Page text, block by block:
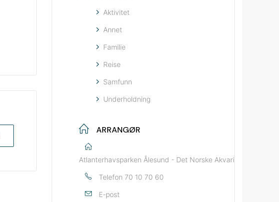
Aktivitet
Annet
Familie
Reise
Samfunn
Underholdning
ARRANGØR
Atlanterhavsparken Ålesund - Det Norske Akvariet
Telefon 70 10 70 60
E-post